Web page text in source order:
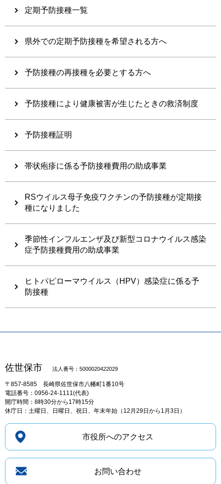
定期予防接種一覧
県外での定期予防接種を希望される方へ
予防接種の再接種を必要とする方へ
予防接種により健康被害が生じたときの救済制度
予防接種証明
帯状疱疹に係る予防接種費用の助成事業
RSウイルス母子免疫ワクチンの予防接種が定期接
種になりました
季節性インフルエンザ及び新型コロナウイルス感染
症予防接種費用の助成事業
ヒトパピローマウイルス（HPV）感染症に係る予
防接種
佐世保市 法人番号：5000020422029
〒857-8585 長崎県佐世保市八幡町1番10号
電話番号：0956-24-1111(代表)
開庁時間：8時30分から17時15分
休庁日：土曜日、日曜日、祝日、年末年始（12月29日から1月3日）
市役所へのアクセス
お問い合わせ